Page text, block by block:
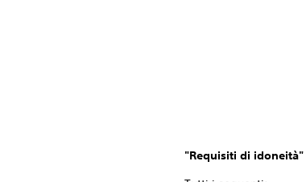
"Requisiti di idoneità"